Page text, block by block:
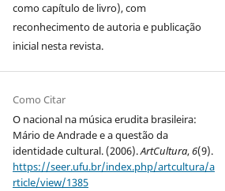
como capítulo de livro), com
reconhecimento de autoria e publicação
inicial nesta revista.
Como Citar
O nacional na música erudita brasileira:
Mário de Andrade e a questão da
identidade cultural. (2006).ArtCultura,6(9).
https://seer.ufu.br/index.php/artcultura/a
rticle/view/1385